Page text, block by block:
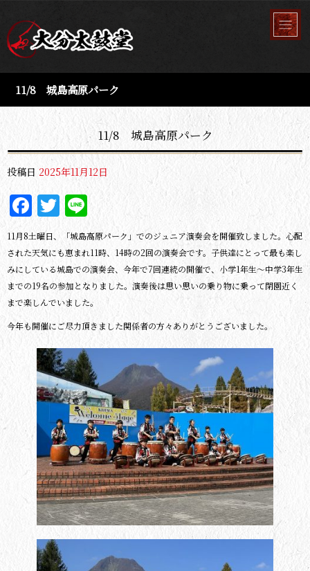
11/8 城島高原パーク
11/8 城島高原パーク
投稿日 2025年11月12日
Facebook
Twitter
Line
11月8土曜日、「城島高原パーク」でのジュニア演奏会を開催致しました。心配
された天気にも恵まれ11時、14時の2回の演奏会です。子供達にとって最も楽し
みにしている城島での演奏会、今年で7回連続の開催で、小学1年生～中学3年生
までの19名の参加となりました。演奏後は思い思いの乗り物に乗って閉園近く
まで楽しんでいました。
今年も開催にご尽力頂きました関係者の方々ありがとうございました。